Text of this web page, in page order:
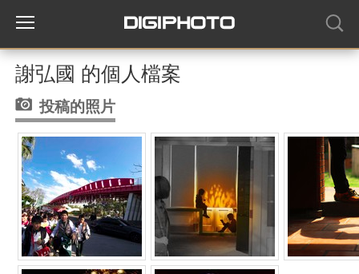
謝弘國 的個人檔案
投稿的照片